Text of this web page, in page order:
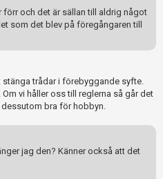
förr och det är sällan till aldrig något
som det blev på föregångaren till
stänga trådar i förebyggande syfte.
vi håller oss till reglerna så går det
dessutom bra för hobbyn.
jag den? Känner också att det